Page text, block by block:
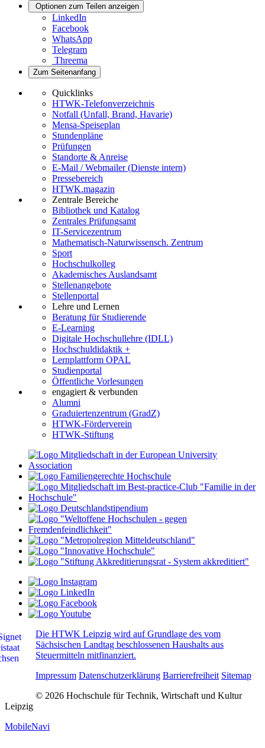
Optionen zum Teilen anzeigen
LinkedIn
Facebook
WhatsApp
Telegram
Threema
Zum Seitenanfang
Quicklinks
HTWK-Telefonverzeichnis
Notfall (Unfall, Brand, Havarie)
Mensa-Speiseplan
Stundenpläne
Prüfungen
Standorte & Anreise
E-Mail / Webmailer (Dienste intern)
Pressebereich
HTWK.magazin
Zentrale Bereiche
Bibliothek und Katalog
Zentrales Prüfungsamt
IT-Servicezentrum
Mathematisch-Naturwissensch. Zentrum
Sport
Hochschulkolleg
Akademisches Auslandsamt
Stellenangebote
Stellenportal
Lehre und Lernen
Beratung für Studierende
E-Learning
Digitale Hochschullehre (IDLL)
Hochschuldidaktik +
Lernplattform OPAL
Studienportal
Öffentliche Vorlesungen
engagiert & verbunden
Alumni
Graduiertenzentrum (GradZ)
HTWK-Förderverein
HTWK-Stiftung
Die HTWK Leipzig wird auf Grundlage des vom
Sächsischen Landtag beschlossenen Haushalts aus
Steuermitteln mitfinanziert.
Impressum Datenschutzerklärung Barrierefreiheit Sitemap
© 2026 Hochschule für Technik, Wirtschaft und Kultur
Leipzig
MobileNavi